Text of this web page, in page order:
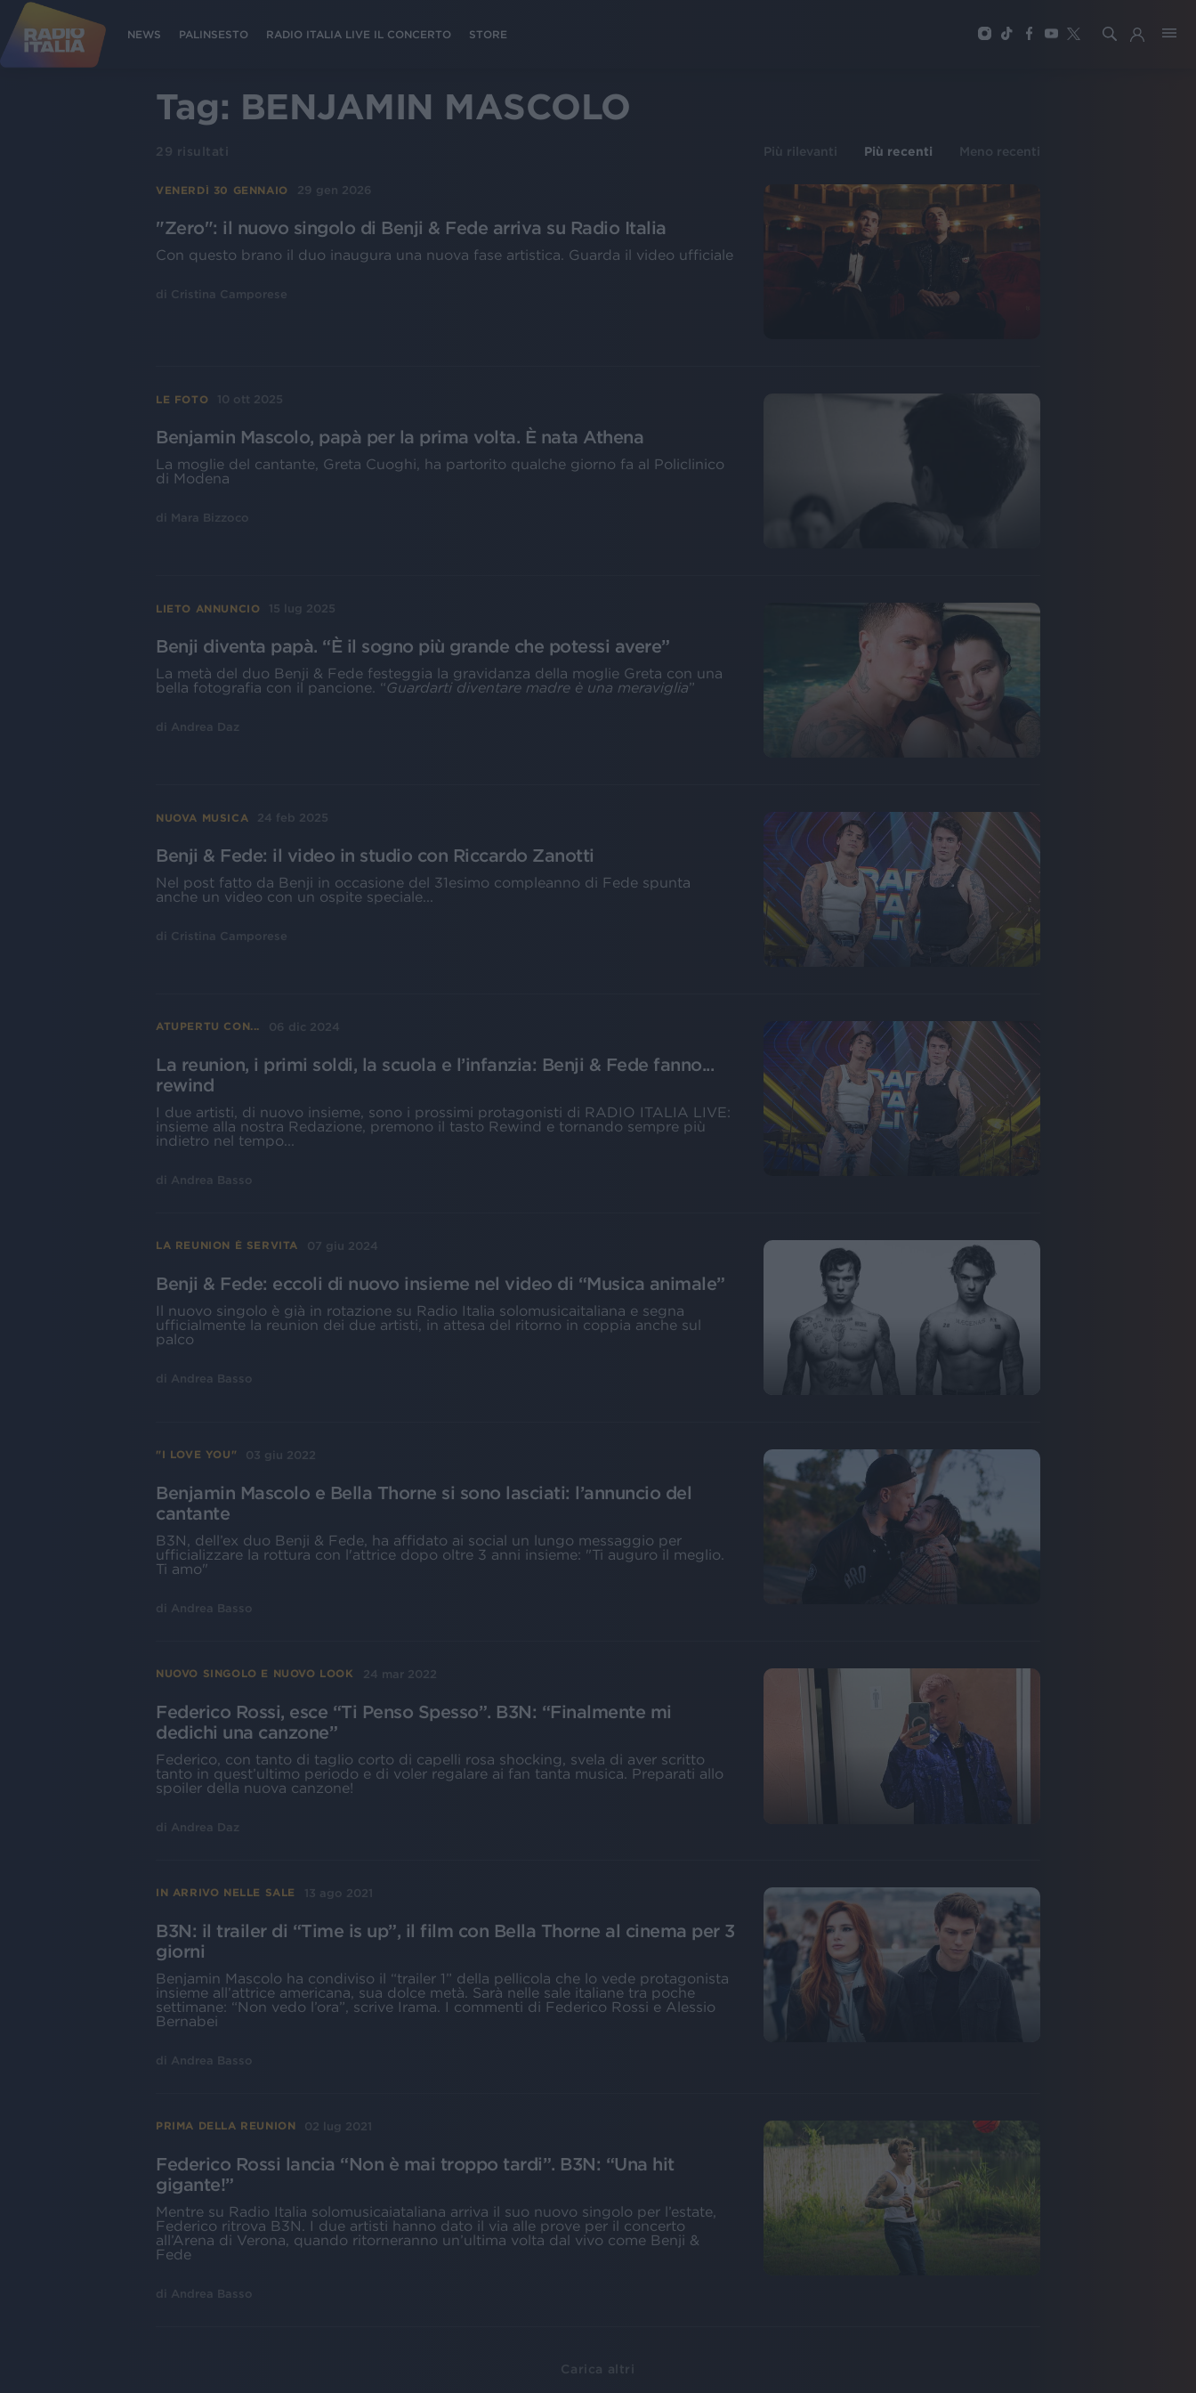
NEWS PALINSESTO RADIO ITALIA LIVE IL CONCERTO STORE
Tag: BENJAMIN MASCOLO
29 risultati Più rilevanti Più recenti Meno recenti
VENERDÌ 30 GENNAIO 29 gen 2026
"Zero": il nuovo singolo di Benji & Fede arriva su Radio Italia
Con questo brano il duo inaugura una nuova fase artistica. Guarda il video ufficiale
di Cristina Camporese
LE FOTO 10 ott 2025
Benjamin Mascolo, papà per la prima volta. È nata Athena
La moglie del cantante, Greta Cuoghi, ha partorito qualche giorno fa al Policlinico
di Modena
di Mara Bizzoco
LIETO ANNUNCIO 15 lug 2025
Benji diventa papà. “È il sogno più grande che potessi avere”
La metà del duo Benji & Fede festeggia la gravidanza della moglie Greta con una
bella fotografia con il pancione. “Guardarti diventare madre è una meraviglia”
di Andrea Daz
NUOVA MUSICA 24 feb 2025
Benji & Fede: il video in studio con Riccardo Zanotti
Nel post fatto da Benji in occasione del 31esimo compleanno di Fede spunta
anche un video con un ospite speciale...
di Cristina Camporese
ATUPERTU CON... 06 dic 2024
La reunion, i primi soldi, la scuola e l’infanzia: Benji & Fede fanno...
rewind
I due artisti, di nuovo insieme, sono i prossimi protagonisti di RADIO ITALIA LIVE:
insieme alla nostra Redazione, premono il tasto Rewind e tornando sempre più
indietro nel tempo...
di Andrea Basso
LA REUNION È SERVITA 07 giu 2024
Benji & Fede: eccoli di nuovo insieme nel video di “Musica animale”
Il nuovo singolo è già in rotazione su Radio Italia solomusicaitaliana e segna
ufficialmente la reunion dei due artisti, in attesa del ritorno in coppia anche sul
palco
di Andrea Basso
"I LOVE YOU" 03 giu 2022
Benjamin Mascolo e Bella Thorne si sono lasciati: l’annuncio del
cantante
B3N, dell’ex duo Benji & Fede, ha affidato ai social un lungo messaggio per
ufficializzare la rottura con l'attrice dopo oltre 3 anni insieme: "Ti auguro il meglio.
Ti amo"
di Andrea Basso
NUOVO SINGOLO E NUOVO LOOK 24 mar 2022
Federico Rossi, esce “Ti Penso Spesso”. B3N: “Finalmente mi
dedichi una canzone”
Federico, con tanto di taglio corto di capelli rosa shocking, svela di aver scritto
tanto in quest’ultimo periodo e di voler regalare ai fan tanta musica. Preparati allo
spoiler della nuova canzone!
di Andrea Daz
IN ARRIVO NELLE SALE 13 ago 2021
B3N: il trailer di “Time is up”, il film con Bella Thorne al cinema per 3
giorni
Benjamin Mascolo ha condiviso il “trailer 1” della pellicola che lo vede protagonista
insieme all’attrice americana, sua dolce metà. Sarà nelle sale italiane tra poche
settimane: “Non vedo l’ora”, scrive Irama. I commenti di Federico Rossi e Alessio
Bernabei
di Andrea Basso
PRIMA DELLA REUNION 02 lug 2021
Federico Rossi lancia “Non è mai troppo tardi”. B3N: “Una hit
gigante!”
Mentre su Radio Italia solomusicaiataliana arriva il suo nuovo singolo per l’estate,
Federico ritrova B3N. I due artisti hanno dato il via alle prove per il concerto
all’Arena di Verona, quando ritorneranno un’ultima volta dal vivo come Benji &
Fede
di Andrea Basso
Carica altri